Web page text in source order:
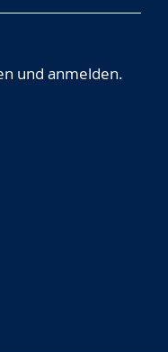
und anmelden.